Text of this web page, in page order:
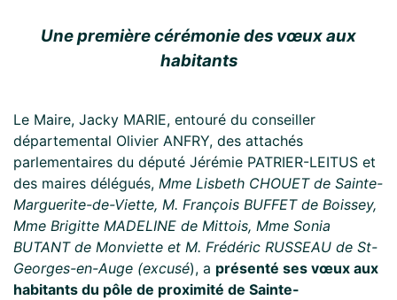
Une première cérémonie des vœux aux
habitants
Le Maire, Jacky MARIE, entouré du conseiller
départemental Olivier ANFRY, des attachés
parlementaires du député Jérémie PATRIER-LEITUS et
des maires délégués, Mme Lisbeth CHOUET de Sainte-
Marguerite-de-Viette, M. François BUFFET de Boissey,
Mme Brigitte MADELINE de Mittois, Mme Sonia
BUTANT de Monviette et M. Frédéric RUSSEAU de St-
Georges-en-Auge (excusé), a présenté ses vœux aux
habitants du pôle de proximité de Sainte-